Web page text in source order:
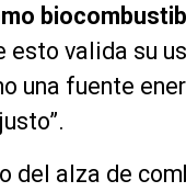
esto valida su
una fuente
del alza de